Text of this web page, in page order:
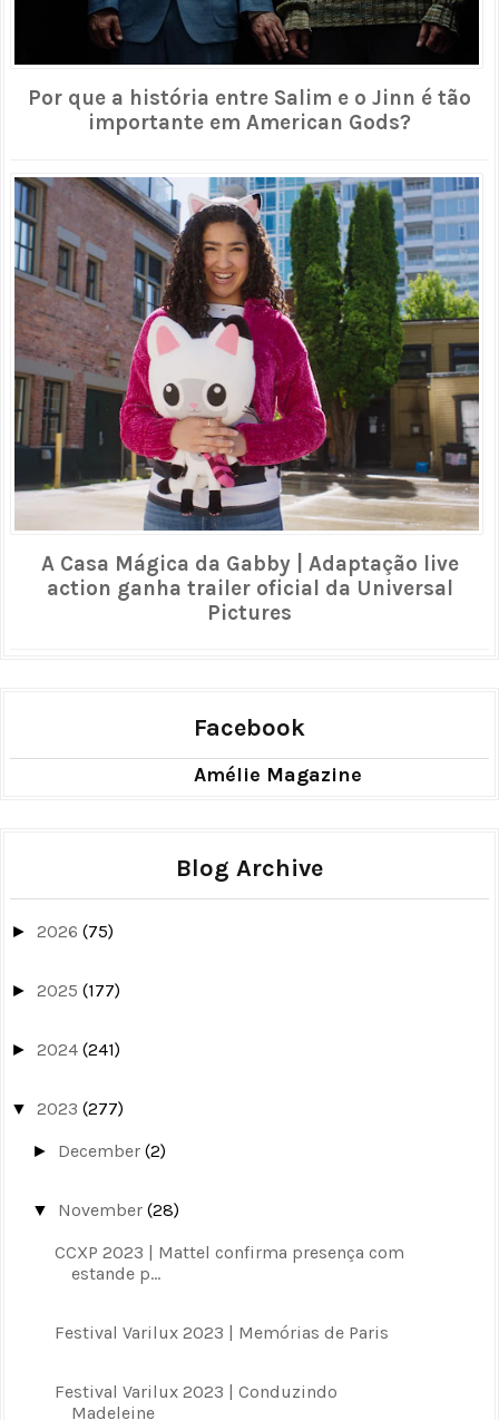
Por que a história entre Salim e o Jinn é tão
importante em American Gods?
A Casa Mágica da Gabby | Adaptação live
action ganha trailer oficial da Universal
Pictures
Facebook
Amélie Magazine
Blog Archive
► 2026 (75)
► 2025 (177)
► 2024 (241)
▼ 2023 (277)
► December(2)
▼ November(28)
CCXP 2023 | Mattel confirma presença com
estande p...
Festival Varilux 2023 | Memórias de Paris
Festival Varilux 2023 | Conduzindo
Madeleine